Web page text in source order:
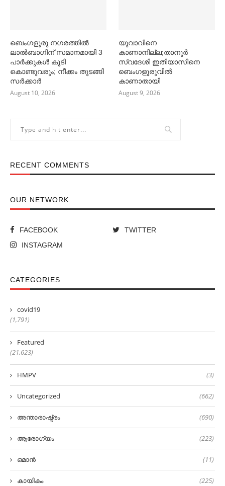
ബെംഗളൂരു നഗരത്തില്‍
ലാല്‍ബാഗിന് സമാനമായി 3
പാര്‍ക്കുകള്‍ കൂടി
കൊണ്ടുവരും; നീക്കം തുടങ്ങി
സര്‍ക്കാര്‍
August 10, 2026
യുവാവിനെ
കാണാനില്ല;താനൂർ
സ്വദേശി ഇതിയാസിനെ
ബെംഗളൂരുവിൽ
കാണാതായി
August 9, 2026
RECENT COMMENTS
OUR NETWORK
FACEBOOK
TWITTER
INSTAGRAM
CATEGORIES
covid19
(1,791)
Featured
(21,623)
HMPV (3)
Uncategorized (662)
അന്താരാഷ്ട്രം (690)
ആരോഗ്യം (223)
ഒമാൻ (11)
കായികം (225)